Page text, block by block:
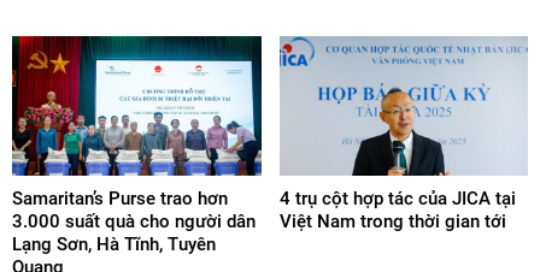
Samaritan’s Purse trao hơn
3.000 suất quà cho người dân
Lạng Sơn, Hà Tĩnh, Tuyên
Quang
4 trụ cột hợp tác của JICA tại
Việt Nam trong thời gian tới